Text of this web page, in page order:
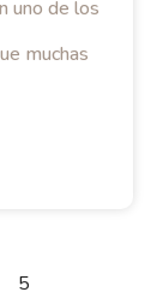
uno de los
muchas
5